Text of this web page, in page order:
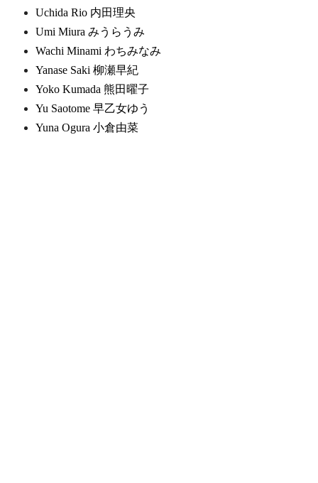
Uchida Rio 内田理央
Umi Miura みうらうみ
Wachi Minami わちみなみ
Yanase Saki 柳瀬早紀
Yoko Kumada 熊田曜子
Yu Saotome 早乙女ゆう
Yuna Ogura 小倉由菜